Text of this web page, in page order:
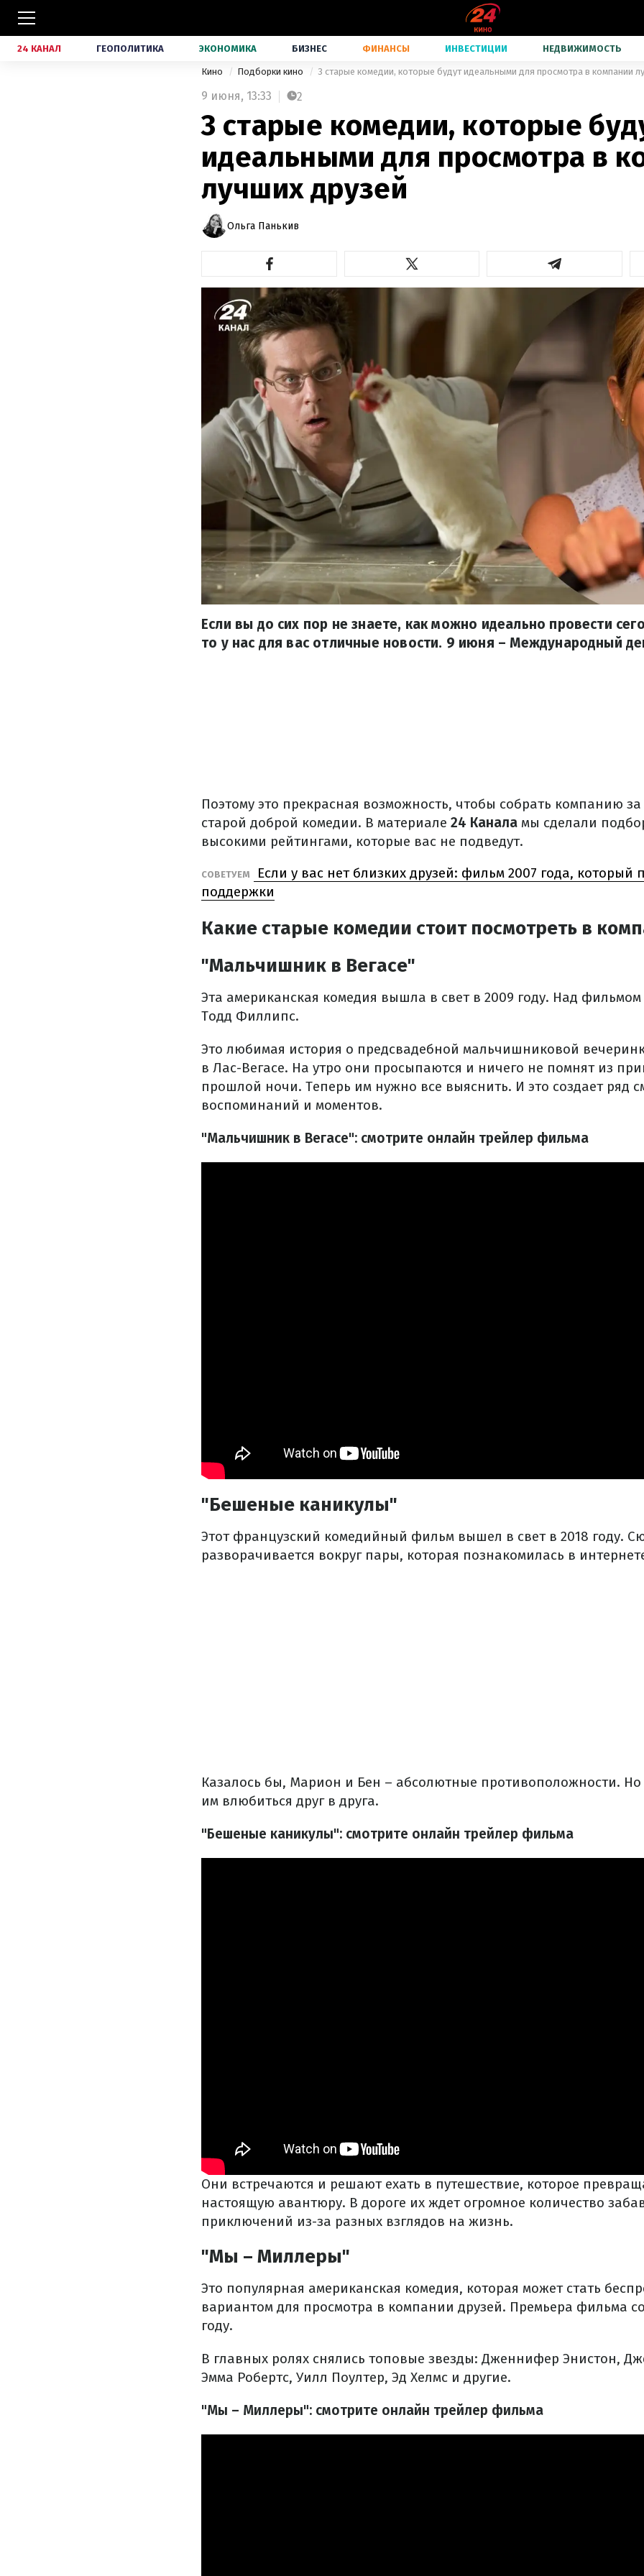
24 КАНАЛ ГЕОПОЛИТИКА ЭКОНОМИКА БИЗНЕС ФИНАНСЫ ИНВЕСТИЦИИ НЕДВИЖИМОСТЬ
Кино Подборки кино 3 старые комедии, которые будут идеальными для просмотра в компании
9 июня, 13:33 2
3 старые комедии, которые
идеальными для просмотра в
лучших друзей
Ольга Панькив
Если вы до сих пор не знаете, как можно идеально провести
то у нас для вас отличные новости. 9 июня – Международный
Поэтому это прекрасная возможность, чтобы собрать компанию
старой доброй комедии. В материале 24 Канала мы сделали
высокими рейтингами, которые вас не подведут.
СОВЕТУЕМ
Если у вас нет близких друзей: фильм 2007 года,
поддержки
Какие старые комедии стоит посмотреть в
"Мальчишник в Вегасе"
Эта американская комедия вышла в свет в 2009 году. Над
Тодд Филлипс.
Это любимая история о предсвадебной мальчишниковой
в Лас-Вегасе. На утро они просыпаются и ничего не помнят из
прошлой ночи. Теперь им нужно все выяснить. И это создает ряд
воспоминаний и моментов.
"Мальчишник в Вегасе": смотрите онлайн трейлер фильма
"Бешеные каникулы"
Этот французский комедийный фильм вышел в свет в 2018 году.
разворачивается вокруг пары, которая познакомилась в
Казалось бы, Марион и Бен – абсолютные противоположности.
им влюбиться друг в друга.
"Бешеные каникулы": смотрите онлайн трейлер фильма
Они встречаются и решают ехать в путешествие, которое
настоящую авантюру. В дороге их ждет огромное количество
приключений из-за разных взглядов на жизнь.
"Мы – Миллеры"
Это популярная американская комедия, которая может стать
вариантом для просмотра в компании друзей. Премьера фильма
году.
В главных ролях снялись топовые звезды: Дженнифер Энистон,
Эмма Робертс, Уилл Поултер, Эд Хелмс и другие.
"Мы – Миллеры": смотрите онлайн трейлер фильма